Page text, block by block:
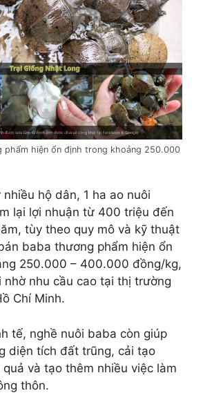
phẩm hiện ổn định trong khoảng 250.000
hộ dân, 1 ha ao nuôi
lại lợi nhuận từ 400 triệu đến
tùy theo quy mô và kỹ thuật
baba thương phẩm hiện ổn
250.000 – 400.000 đồng/kg,
nhờ nhu cầu cao tại thị trường
Chí Minh.
tế, nghề nuôi baba còn giúp
diện tích đất trũng, cải tạo
và tạo thêm nhiều việc làm
thôn.